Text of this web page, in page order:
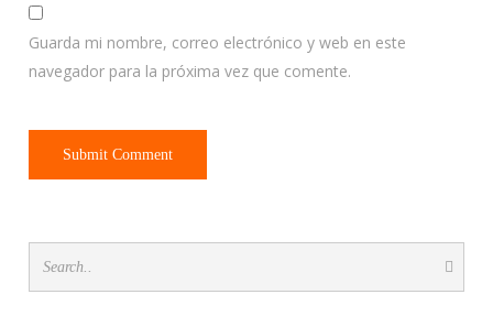
Guarda mi nombre, correo electrónico y web en este
navegador para la próxima vez que comente.